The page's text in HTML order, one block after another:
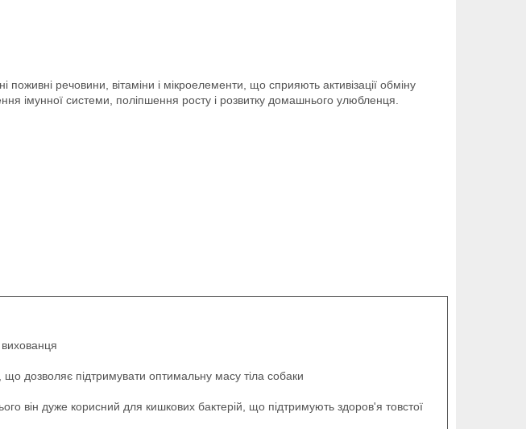
речовини, вітаміни і мікроелементи, що сприяють активізації обміну
імунної системи, поліпшення росту і розвитку домашнього улюбленця.
дозволяє підтримувати оптимальну масу тіла собаки
він дуже корисний для кишкових бактерій, що підтримують здоров'я товстої